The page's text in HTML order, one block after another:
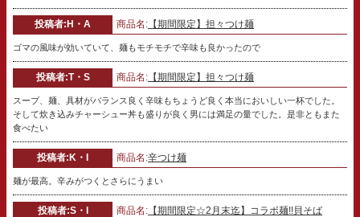
投稿者:H・A 商品名: 【期間限定】担々つけ麺
ゴマの風味が効いていて、麺もモチモチで辛味も良かったので
投稿者:T・S 商品名: 【期間限定】担々つけ麺
スープ、麺、具材がバランス良く辛味もちょうど良く本当においしい一杯でした。
そして炊き込みチャーシュー丼も盛りが良く男には満足の量でした。是非ともまた
食べたい
投稿者:K・I 商品名:辛つけ麺
麺が最高。辛みがつくとさらにうまい
投稿者:S・I 商品名: 【期間限定☆2月末迄】コラボ麺!!貝そば